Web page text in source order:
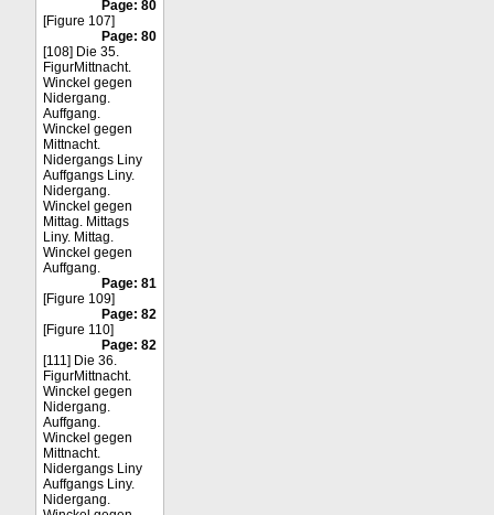
Page: 80
[Figure 107]
Page: 80
[108] Die 35.
FigurMittnacht.
Winckel gegen
Nidergang.
Auffgang.
Winckel gegen
Mittnacht.
Nidergangs Liny
Auffgangs Liny.
Nidergang.
Winckel gegen
Mittag. Mittags
Liny. Mittag.
Winckel gegen
Auffgang.
Page: 81
[Figure 109]
Page: 82
[Figure 110]
Page: 82
[111] Die 36.
FigurMittnacht.
Winckel gegen
Nidergang.
Auffgang.
Winckel gegen
Mittnacht.
Nidergangs Liny
Auffgangs Liny.
Nidergang.